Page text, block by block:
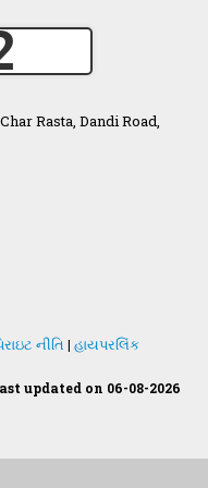
Rasta, Dandi Road,
નીતિ | હાયપરલિંક
updated on 06-08-2026